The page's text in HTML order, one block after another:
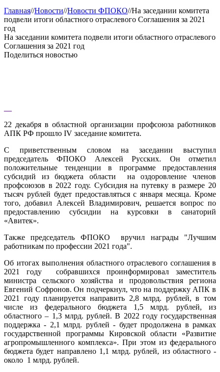
Главная//Новости//Новости ФПОКО//На заседании комитета
подвели итоги областного отраслевого Соглашения за 2021
год
На заседании комитета подвели итоги областного отраслевого
Соглашения за 2021 год
Поделиться новостью
22 декабря в областной организации профсоюза работников
АПК РФ прошло IV заседание комитета.
С приветственным словом на заседании выступил
председатель ФПОКО Алексей Русских. Он отметил
положительные тенденции в программе предоставления
субсидий из бюджета области на оздоровление членов
профсоюзов в 2022 году. Субсидия на путевку в размере 20
тысяч рублей будет предоставляться с января месяца. Кроме
того, добавил Алексей Владимирович, решается вопрос по
предоставлению субсидии на курсовки в санаторий
«Авитек».
Также председатель ФПОКО вручил награды "Лучшим
работникам по профессии 2021 года".
Об итогах выполнения областного отраслевого соглашения в
2021 году собравшихся проинформировал заместитель
министра сельского хозяйства и продовольствия региона
Евгений Софронов. Он подчеркнул, что на поддержку АПК в
2021 году планируется направить 2,8 млрд. рублей, в том
числе из федерального бюджета 1,5 млрд. рублей, из
областного – 1,3 млрд. рублей. В 2022 году государственная
поддержка - 2,1 млрд. рублей - будет продолжена в рамках
государственной программы Кировской области «Развитие
агропромышленного комплекса». При этом из федерального
бюджета будет направлено 1,1 млрд. рублей, из областного -
около 1 млрд. рублей.